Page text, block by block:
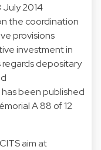
July 2014
the coordination
provisions
investment in
regards depositary
has been published
A 88 of 12
aim at